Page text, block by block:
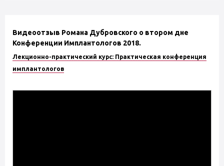
Видеоотзыв Романа Дубровского о втором дне
Конференции Имплантологов 2018.
Лекционно-практический курс: Практическая конференция
имплантологов